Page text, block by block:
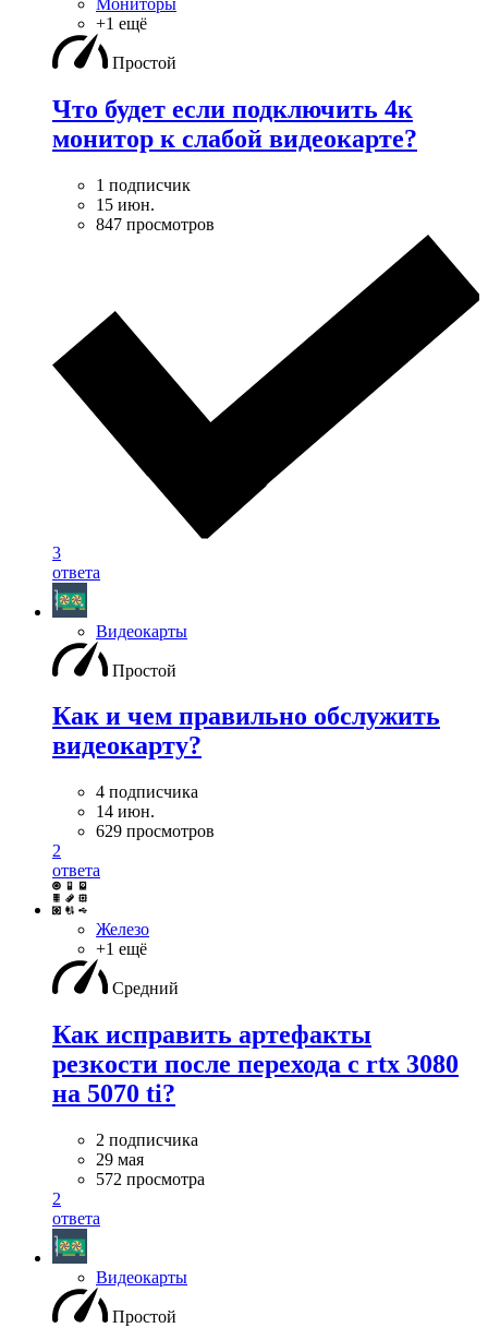
Мониторы
+1 ещё
Простой
Что будет если подключить 4к
монитор к слабой видеокарте?
1 подписчик
15 июн.
847 просмотров
3
ответа
Видеокарты
Простой
Как и чем правильно обслужить
видеокарту?
4 подписчика
14 июн.
629 просмотров
2
ответа
Железо
+1 ещё
Средний
Как исправить артефакты
резкости после перехода с rtx 3080
на 5070 ti?
2 подписчика
29 мая
572 просмотра
2
ответа
Видеокарты
Простой